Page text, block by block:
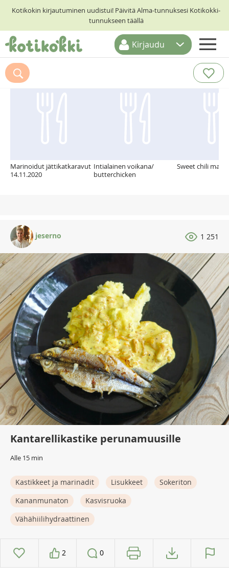
Kotikokin kirjautuminen uudistui! Päivitä Alma-tunnuksesi Kotikokki-
tunnukseen täällä
ETUSIVU
RESEPTIHAKU
Kirjaudu
Suosittelemme myös
Marinoidut jättikatkaravut
14.11.2020
Intialainen voikana/
butterchicken
Sweet chili
jeserno 1 251
Kantarellikastike perunamuusille
Alle 15 min
Kastikkeet ja marinadit Lisukkeet
Sokeriton
Kananmunaton
Kasvisruoka
Vähähiilihydraattinen
2 0